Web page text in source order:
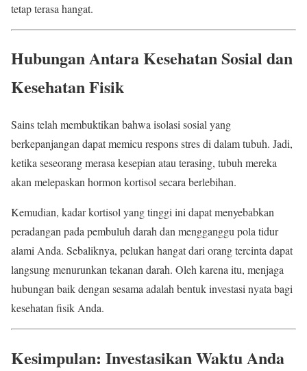
tetap terasa hangat.
Hubungan Antara Kesehatan Sosial dan
Kesehatan Fisik
Sains telah membuktikan bahwa isolasi sosial yang
berkepanjangan dapat memicu respons stres di dalam tubuh. Jadi,
ketika seseorang merasa kesepian atau terasing, tubuh mereka
akan melepaskan hormon kortisol secara berlebihan.
Kemudian, kadar kortisol yang tinggi ini dapat menyebabkan
peradangan pada pembuluh darah dan mengganggu pola tidur
alami Anda. Sebaliknya, pelukan hangat dari orang tercinta dapat
langsung menurunkan tekanan darah. Oleh karena itu, menjaga
hubungan baik dengan sesama adalah bentuk investasi nyata bagi
kesehatan fisik Anda.
Kesimpulan: Investasikan Waktu Anda